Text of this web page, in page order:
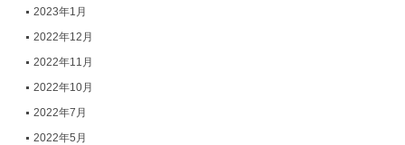
2023年1月
2022年12月
2022年11月
2022年10月
2022年7月
2022年5月